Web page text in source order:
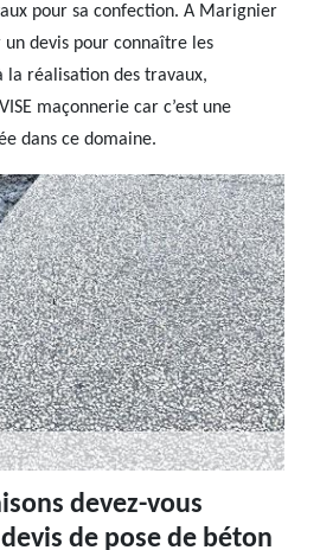
pour sa confection. A Marignier
devis pour connaître les
la réalisation des travaux,
maçonnerie car c’est une
dans ce domaine.
devez-vous
de pose de béton